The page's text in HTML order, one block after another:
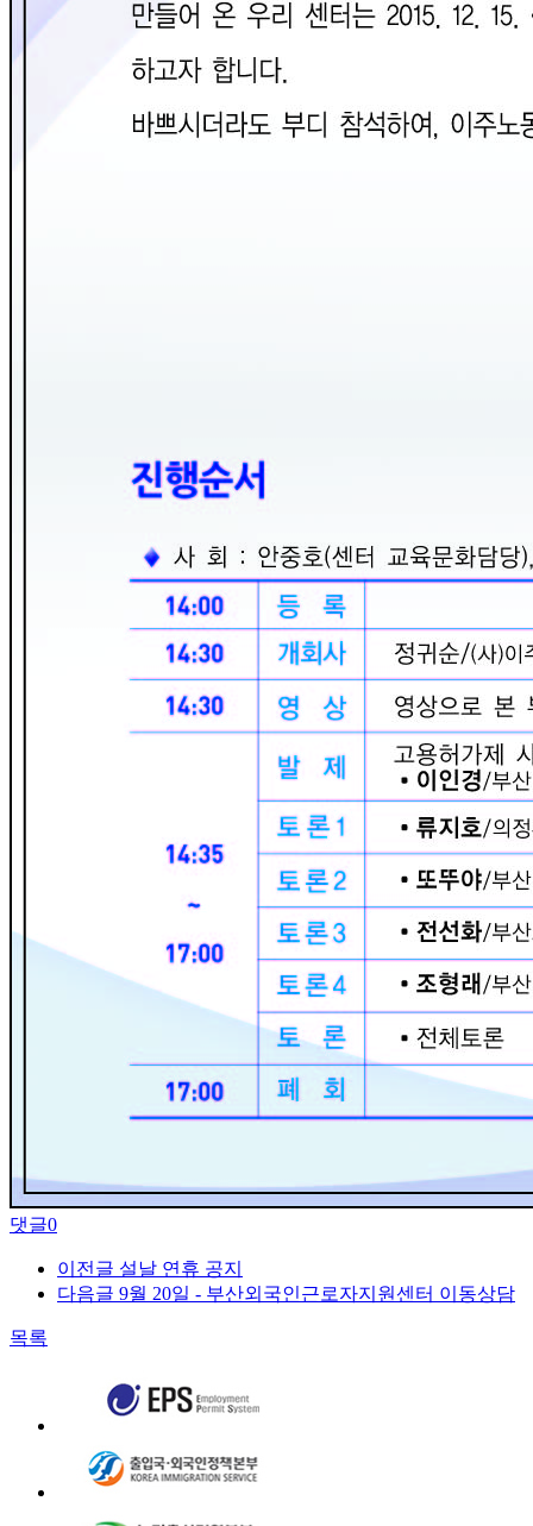
댓글0
이전글 설날 연휴 공지
다음글 9월 20일 - 부산외국인근로자지원센터 이동상담
목록